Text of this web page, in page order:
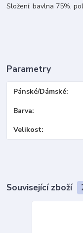
Složení: bavlna 75%,
Parametry
Pánské/Dámské
Barva
Velikost
Související zboží